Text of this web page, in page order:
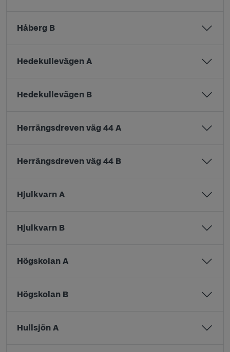
Håberg B
Hedekullevägen A
Hedekullevägen B
Herrängsdreven väg 44 A
Herrängsdreven väg 44 B
Hjulkvarn A
Hjulkvarn B
Högskolan A
Högskolan B
Hullsjön A